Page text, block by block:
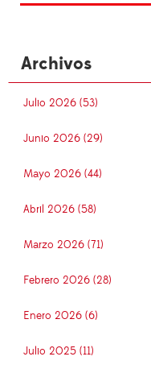
Archivos
Julio 2026 (53)
Junio 2026 (29)
Mayo 2026 (44)
Abril 2026 (58)
Marzo 2026 (71)
Febrero 2026 (28)
Enero 2026 (6)
Julio 2025 (11)